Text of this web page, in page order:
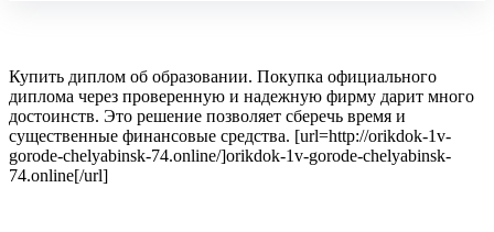
Купить диплом об образовании. Покупка официального
диплома через проверенную и надежную фирму дарит много
достоинств. Это решение позволяет сберечь время и
существенные финансовые средства. [url=http://orikdok-1v-
gorode-chelyabinsk-74.online/]orikdok-1v-gorode-chelyabinsk-
74.online[/url]